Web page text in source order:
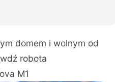
domem i wolnym od
robota
M1